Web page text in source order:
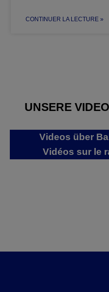
CONTINUER LA LECTURE »
UNSERE
Videos über
Vidéos sur le